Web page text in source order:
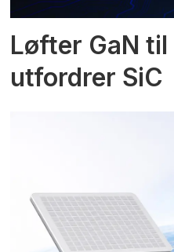
Løfter GaN
utfordrer SiC